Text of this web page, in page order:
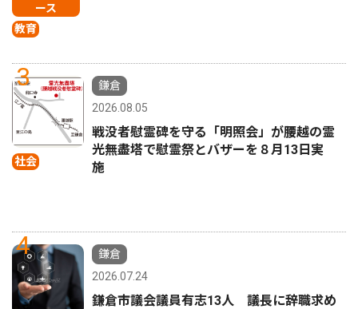
ース
教育
3
社会
鎌倉
2026.08.05
戦没者慰霊碑を守る「明照会」が腰越の霊
光無盡塔で慰霊祭とバザーを８月13日実
施
4
鎌倉
2026.07.24
鎌倉市議会議員有志13人 議長に辞職求め